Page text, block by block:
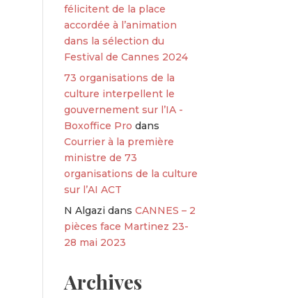
félicitent de la place
accordée à l’animation
dans la sélection du
Festival de Cannes 2024
73 organisations de la
culture interpellent le
gouvernement sur l’IA -
Boxoffice Pro dans
Courrier à la première
ministre de 73
organisations de la culture
sur l’AI ACT
N Algazi dansCANNES – 2
pièces face Martinez 23-
28 mai 2023
Archives